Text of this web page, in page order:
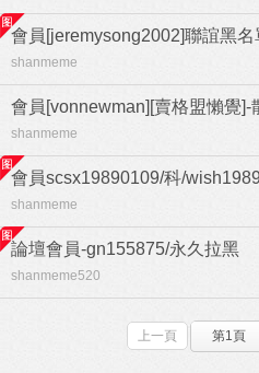
會員[jeremysong2002]聯誼黑
shanmeme
會員[vonnewman][賣格盟懶覺]-
shanmeme
會員scsx19890109/科/
shanmeme
論壇會員-gn155875/永久拉黑
shanmeme520
上一頁 第1頁